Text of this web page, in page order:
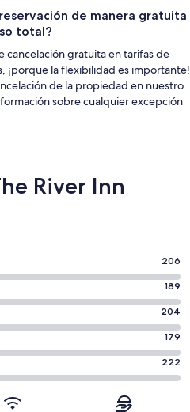
de manera gratuita
total?
cancelación gratuita en tarifas de
¡porque la flexibilidad es importante!
de la propiedad en nuestro
sobre cualquier excepción
River Inn
206
189
204
179
222